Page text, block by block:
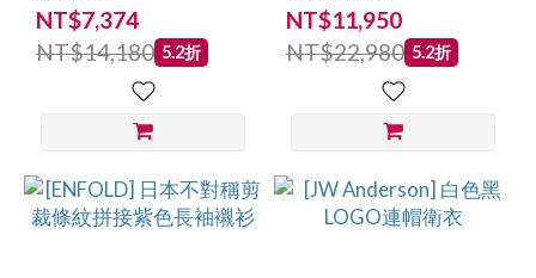
NT$7,374
NT$14,180 5.2折
NT$11,950
NT$22,980 5.2折